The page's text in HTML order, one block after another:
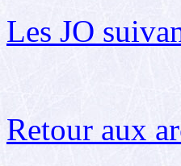
Les JO
Retour aux